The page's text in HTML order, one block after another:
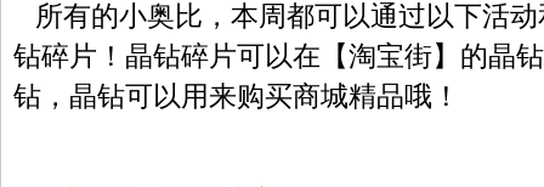
所有的小奥比，本周都可以通过以下活
钻碎片！晶钻碎片可以在【淘宝街】的晶
钻，晶钻可以用来购买商城精品哦！